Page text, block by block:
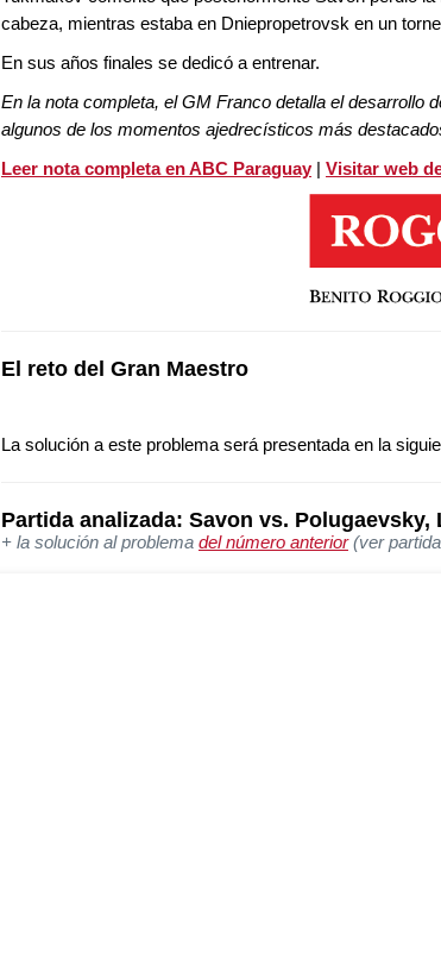
cabeza, mientras estaba en Dniepropetrovsk en un
En sus años finales se dedicó a entrenar.
En la nota completa, el GM Franco detalla el desarrollo
algunos de los momentos ajedrecísticos más
Leer nota completa en ABC Paraguay | Visitar web
El reto del Gran Maestro
La solución a este problema será presentada en la
Partida analizada: Savon vs. Polugaevsky,
+ la solución al problema del número anterior(ver